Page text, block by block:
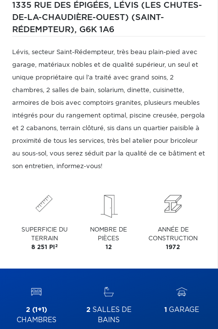
1335 RUE DES ÉPIGÉES, LÉVIS (LES CHUTES-
DE-LA-CHAUDIÈRE-OUEST) (SAINT-
RÉDEMPTEUR), G6K 1A6
Lévis, secteur Saint-Rédempteur, très beau plain-pied avec
garage, matériaux nobles et de qualité supérieur, un seul et
unique propriétaire qui l'a traité avec grand soins, 2
chambres, 2 salles de bain, solarium, dinette, cuisinette,
armoires de bois avec comptoirs granites, plusieurs meubles
intégrés pour du rangement optimal, piscine creusée, pergola
et 2 cabanons, terrain clôturé, sis dans un quartier paisible à
proximité de tous les services, très bel atelier pour bricoleur
au sous-sol, vous serez séduit par la qualité de ce bâtiment et
son entretien, informez-vous!
SUPERFICIE DU
TERRAIN
8 251 PI 2
NOMBRE DE
PIÈCES
12
ANNÉE DE
CONSTRUCTION
1972
2 (1+1)
CHAMBRES
2 SALLES DE
BAINS
1 GARAGE